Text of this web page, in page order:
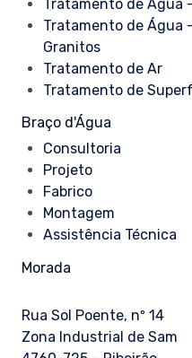
Tratamento de Água
Tratamento de Água
Granitos
Tratamento de Ar
Tratamento de
Braço d'Água
Consultoria
Projeto
Fabrico
Montagem
Assistência Técnica
Morada
Rua Sol Poente, nº 14
Zona Industrial de Sam